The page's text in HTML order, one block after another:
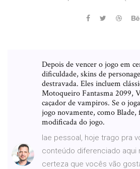
Depois de vencer o jogo em
dificuldade, skins de
destravada. Eles incluem
Motoqueiro Fantasma 2099,
caçador de vampiros. Se o
jogo novamente, como
modificada do jogo.
Iae pessoal, hoje trago pra
conteúdo diferenciado aqui
certeza que vocês vão